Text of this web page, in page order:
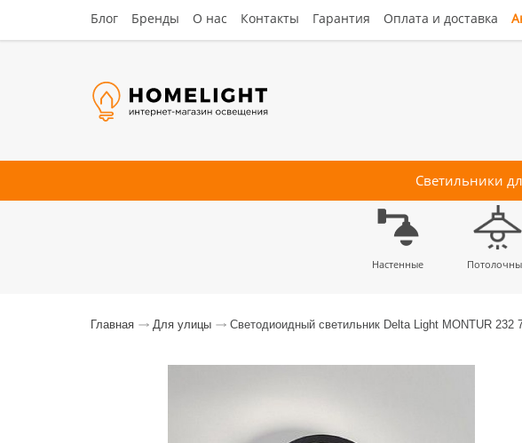
Блог Бренды О нас Контакты Гарантия Оплата и доставка
Светильники
ПотолочныеНастенные
Трековые
Главная Для улицы Светодиоидный светильник Delta Light MONTUR 232